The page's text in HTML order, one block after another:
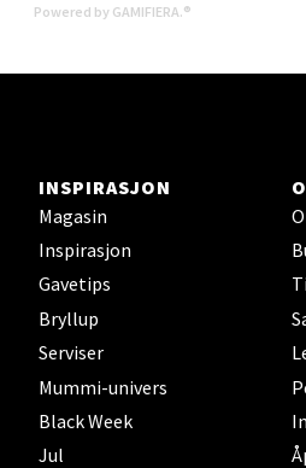
Powered by GAMIFIERA.®
INSPIRASJON
Magasin
Inspirasjon
Gavetips
Bryllup
Serviser
Mummi-univers
Black Week
Jul
Åpent i dag 10-20
Stavanger og